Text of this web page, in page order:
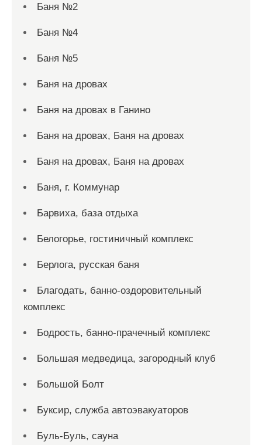
Баня №2
Баня №4
Баня №5
Баня на дровах
Баня на дровах в Ганино
Баня на дровах, Баня на дровах
Баня на дровах, Баня на дровах
Баня, г. Коммунар
Барвиха, база отдыха
Белогорье, гостиничный комплекс
Берлога, русская баня
Благодать, банно-оздоровительный
комплекс
Бодрость, банно-прачечный комплекс
Большая медведица, загородный клуб
Большой Болт
Буксир, служба автоэвакуаторов
Буль-Буль, сауна